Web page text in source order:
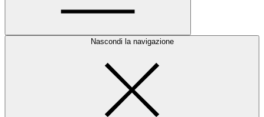
Nascondi la navigazione